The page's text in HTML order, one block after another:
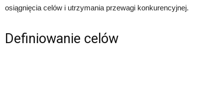
osiągnięcia celów i utrzymania przewagi konkurencyjnej.
Definiowanie celów